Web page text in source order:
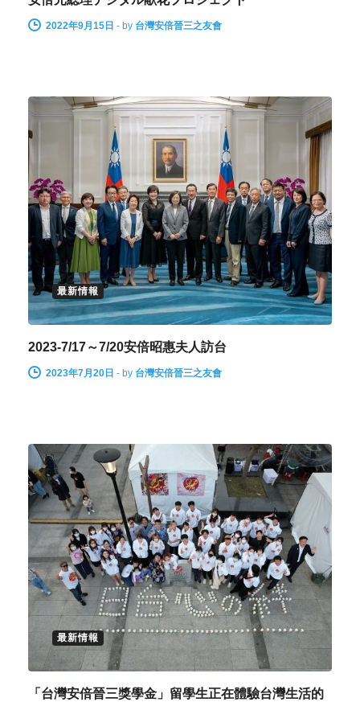
2022年9月15日 - by 台灣安倍晉三之友會
最新情報
2023-7/17～7/20安倍昭惠夫人訪台
2023年7月20日 - by 台灣安倍晉三之友會
最新情報
「台灣安倍晉三獎學金」留學生正在體驗台灣生活的